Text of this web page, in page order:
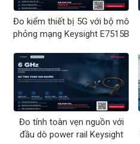
Đo kiểm thiết bị 5G với bộ mô
phỏng mạng Keysight E7515B
Đo tính toàn vẹn nguồn với
đầu dò power rail Keysight